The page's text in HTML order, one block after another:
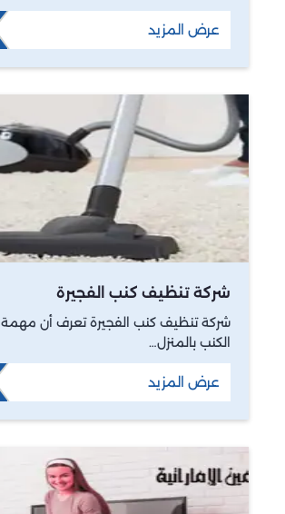
عرض المزيد
شركة تنظيف كنب الفجيرة
شركة تنظيف كنب الفجيرة تعرف أن
الكنب بالمنزل…
عرض المزيد